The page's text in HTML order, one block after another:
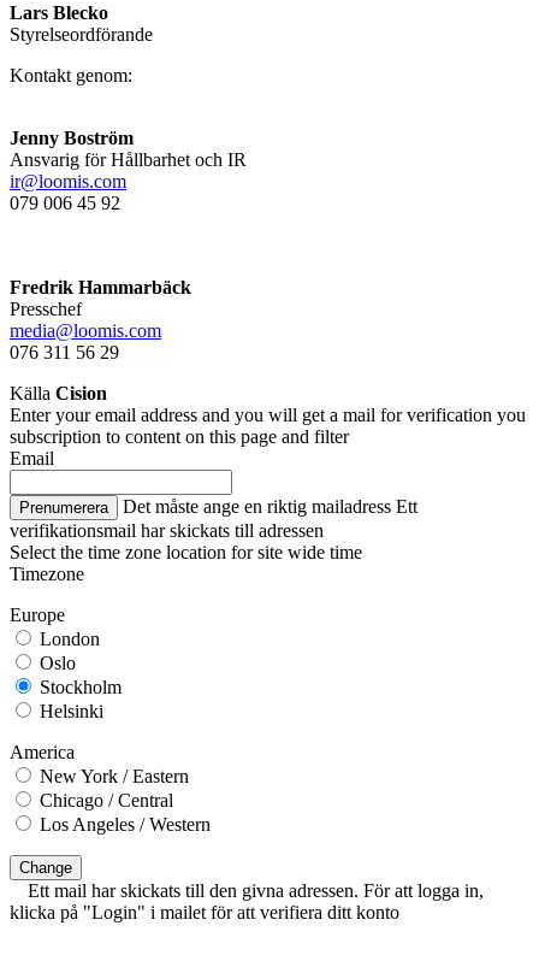
Lars Blecko
Styrelseordförande
Kontakt genom:
Jenny Boström
Ansvarig för Hållbarhet och IR
ir@loomis.com
079 006 45 92
Fredrik Hammarbäck
Presschef
media@loomis.com
076 311 56 29
Källa Cision
Enter your email address and you will get a mail for verification you
subscription to content on this page and filter
Email
Prenumerera Det måste ange en riktig mailadress Ett
verifikationsmail har skickats till adressen
Select the time zone location for site wide time
Timezone
Europe
London
Oslo
Stockholm
Helsinki
America
New York / Eastern
Chicago / Central
Los Angeles / Western
Change
Ett mail har skickats till den givna adressen. För att logga in,
klicka på "Login" i mailet för att verifiera ditt konto